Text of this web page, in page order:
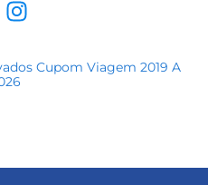
Cupom Viagem 2019 A